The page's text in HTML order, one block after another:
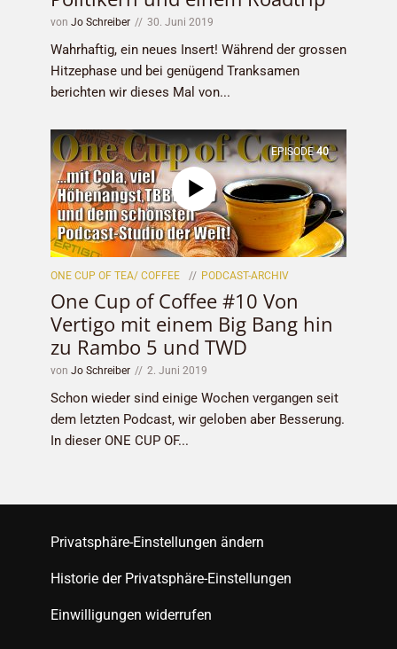
von Jo Schreiber 30. Juni 2019
Wahrhaftig, ein neues Insert! Während der grossen
Hitzephase und bei genügend Tranksamen
berichten wir dieses Mal von...
EPISODE 40
ONE CUP OF TEA/ COFFEE PODCAST-ARCHIV
One Cup of Coffee #10 Von
Vertigo mit einem Big Bang hin
zu Rambo 5 und TWD
von Jo Schreiber 2. Juni 2019
Schon wieder sind einige Wochen vergangen seit
dem letzten Podcast, wir geloben aber Besserung.
In dieser ONE CUP OF...
Privatsphäre-Einstellungen ändern
Historie der Privatsphäre-Einstellungen
Einwilligungen widerrufen